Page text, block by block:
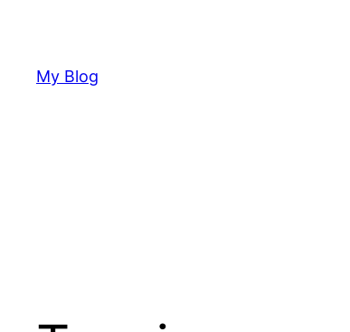
kontenMy Blog